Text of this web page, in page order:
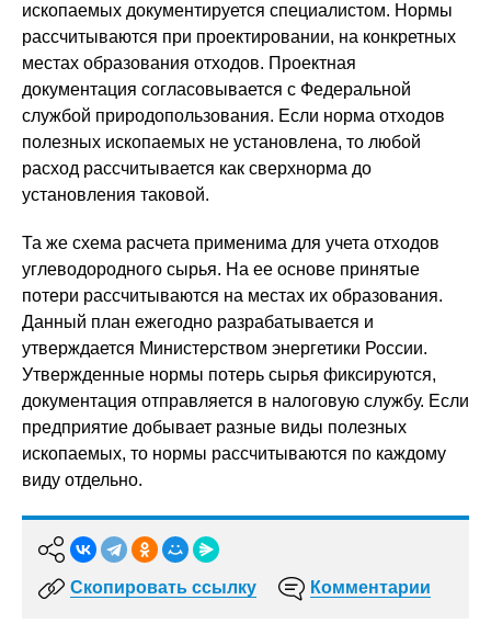
ископаемых документируется специалистом. Нормы
рассчитываются при проектировании, на конкретных
местах образования отходов. Проектная
документация согласовывается с Федеральной
службой природопользования. Если норма отходов
полезных ископаемых не установлена, то любой
расход рассчитывается как сверхнорма до
установления таковой.
Та же схема расчета применима для учета отходов
углеводородного сырья. На ее основе принятые
потери рассчитываются на местах их образования.
Данный план ежегодно разрабатывается и
утверждается Министерством энергетики России.
Утвержденные нормы потерь сырья фиксируются,
документация отправляется в налоговую службу. Если
предприятие добывает разные виды полезных
ископаемых, то нормы рассчитываются по каждому
виду отдельно.
Скопировать ссылку Комментарии